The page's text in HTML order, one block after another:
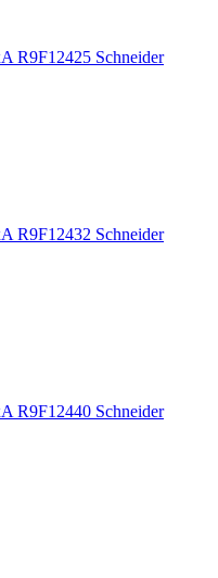
R9F12425 Schneider
R9F12432 Schneider
R9F12440 Schneider